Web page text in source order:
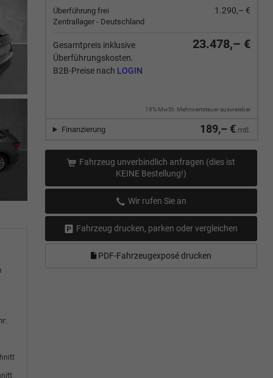
Überführung frei
Zentrallager - Deutschland
1.290,– €
Gesamtpreis inklusive
Überführungskosten.
B2B-Preise nach LOGIN
23.478,– €
19% MwSt. Mehrwertsteuer ausweisbar
189,– € mtl.
Finanzierung
Fahrzeug unverbindlich anfragen (dies ist
KEINE Bestellung!)
Wir rufen Sie an
Fahrzeug drucken, parken oder vergleichen
PDF-Fahrzeugexposé drucken